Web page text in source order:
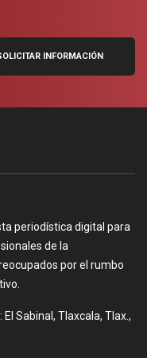
periodística digital para
de la
por el rumbo
Sabinal, Tlaxcala, Tlax.,